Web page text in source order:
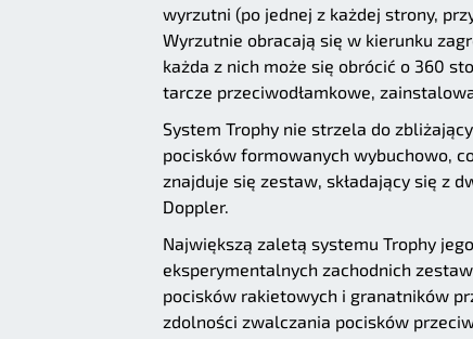
wyrzutni (po jednej z każdej strony,
Wyrzutnie obracają się w kierunku
każda z nich może się obrócić o 360
tarcze przeciwodłamkowe,
System Trophy nie strzela do
pocisków formowanych wybuchowo,
znajduje się zestaw, składający się z
Doppler.
Największą zaletą systemu Trophy
eksperymentalnych zachodnich
pocisków rakietowych i granatników
zdolności zwalczania pocisków